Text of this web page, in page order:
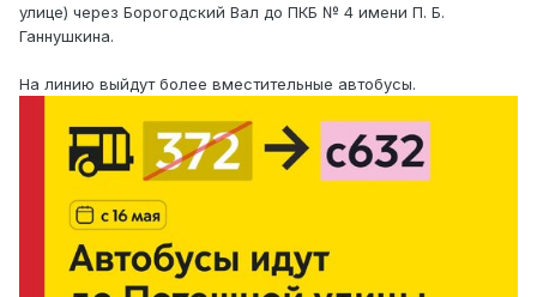
улице) через Борогодский Вал до ПКБ № 4 имени П. Б.
Ганнушкина.
На линию выйдут более вместительные автобусы.